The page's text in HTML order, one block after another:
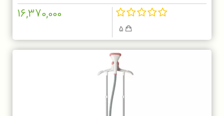
5
16,370,000